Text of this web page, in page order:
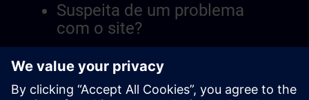
Suspeita de um problema
com o site?
Relatar a questão